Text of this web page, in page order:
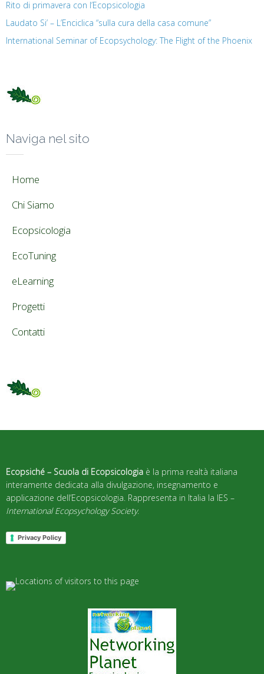
Rito di primavera con l’Ecopsicologia
Laudato Si’ – L’Enciclica “sulla cura della casa comune”
International Seminar of Ecopsychology: The Flight of the Phoenix
Naviga nel sito
Home
Chi Siamo
Ecopsicologia
EcoTuning
eLearning
Progetti
Contatti
Ecopsiché – Scuola di Ecopsicologia è la prima realtà italiana
interamente dedicata alla divulgazione, insegnamento e
applicazione dell’Ecopsicologia. Rappresenta in Italia la IES –
International Ecopsychology Society.
Privacy Policy